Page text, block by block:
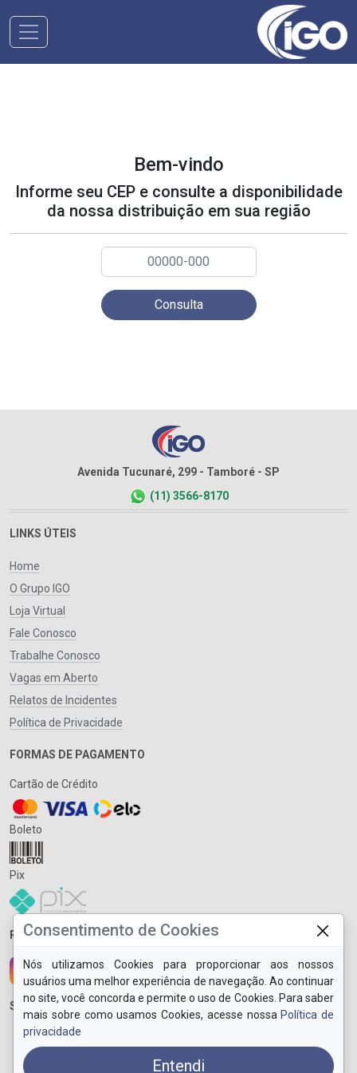
Bem-vindo
Informe seu CEP e consulte a disponibilidade
da nossa distribuição em sua região
Consulta
Avenida Tucunaré, 299 - Tamboré - SP
(11) 3566-8170
LINKS ÚTEIS
Home
O Grupo IGO
Loja Virtual
Fale Conosco
Trabalhe Conosco
Vagas em Aberto
Relatos de Incidentes
Política de Privacidade
FORMAS DE PAGAMENTO
Cartão de Crédito
Boleto
Pix
REDES SOCIAIS
SELOS DE SEGURANÇA
Consentimento de Cookies
Nós utilizamos Cookies para proporcionar aos nossos
usuários uma melhor experiência de navegação. Ao continuar
no site, você concorda e permite o uso de Cookies. Para saber
mais sobre como usamos Cookies, acesse nossa Política de
privacidade
Entendi